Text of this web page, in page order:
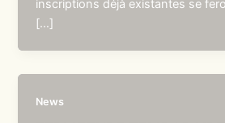
inscriptions déjà existantes se
[…]
News